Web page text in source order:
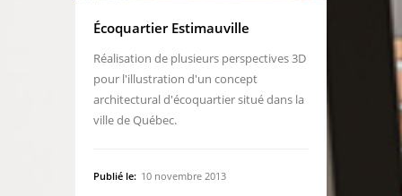
Écoquartier Estimauville
Réalisation de plusieurs perspectives 3D
pour l'illustration d'un concept
architectural d'écoquartier situé dans la
ville de Québec.
Publié le: 10 novembre 2013